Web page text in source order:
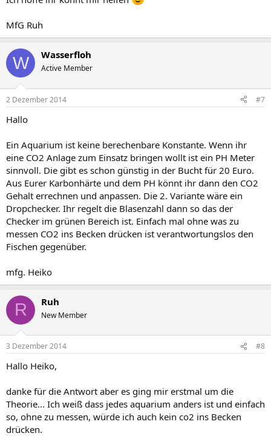
MfG Ruh
W Wasserfloh
Active Member
2 Dezember 2014 #7
Hallo
Ein Aquarium ist keine berechenbare Konstante. Wenn ihr
eine CO2 Anlage zum Einsatz bringen wollt ist ein PH Meter
sinnvoll. Die gibt es schon günstig in der Bucht für 20 Euro.
Aus Eurer Karbonhärte und dem PH könnt ihr dann den CO2
Gehalt errechnen und anpassen. Die 2. Variante wäre ein
Dropchecker. Ihr regelt die Blasenzahl dann so das der
Checker im grünen Bereich ist. Einfach mal ohne was zu
messen CO2 ins Becken drücken ist verantwortungslos den
Fischen gegenüber.
mfg. Heiko
R Ruh
New Member
3 Dezember 2014 #8
Hallo Heiko,
danke für die Antwort aber es ging mir erstmal um die
Theorie... Ich weiß dass jedes aquarium anders ist und einfach
so, ohne zu messen, würde ich auch kein co2 ins Becken
drücken.